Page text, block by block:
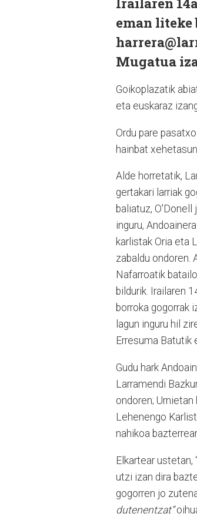
eman liteke
Mugatua
Goikoplazatik
eta euskaraz
Ordu pare
hainbat
Alde horretatik,
gertakari larriak
baliatuz,
inguru,
karlistak Oria eta
zabaldu ondoren.
Nafarroatik
bildurik. Irailaren
borroka gogorrak
lagun inguru hil
Erresuma Batutik
Gudu hark
Larramendi
ondoren;
Lehenengo
nahikoa
Elkartear ustetan,
utzi izan dira
gogorren jo
dutenentzat”